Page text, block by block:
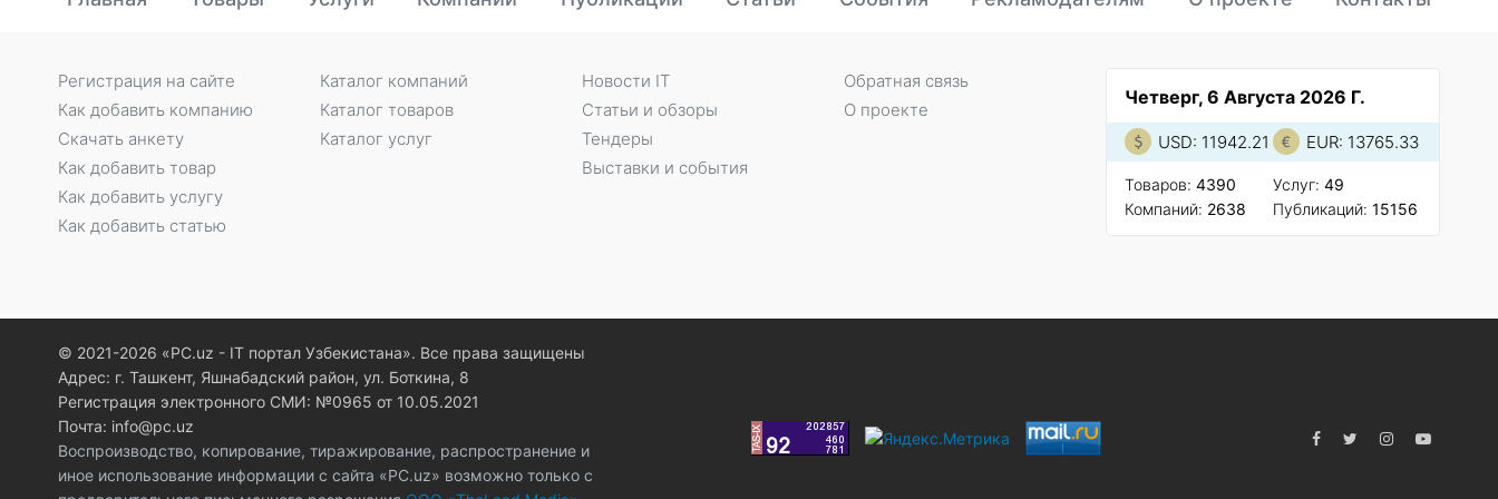
Четверг, 6 Августа 2026 Г.
USD: 11942.21 EUR: 13765.33
Товаров: 4390
Компаний: 2638
Услуг: 49
Публикаций: 15156
Регистрация на сайте
Как добавить компанию
Скачать анкету
Как добавить товар
Как добавить услугу
Как добавить статью
Каталог компаний
Каталог товаров
Каталог услуг
Новости IT
Статьи и обзоры
Тендеры
Выставки и события
Обратная связь
О проекте
© 2021-2026 «PC.uz - IT портал Узбекистана». Все права защищены
Адрес: г. Ташкент, Яшнабадский район, ул. Боткина, 8
Регистрация электронного СМИ: №0965 от 10.05.2021
Почта: info@pc.uz
Воспроизводство, копирование, тиражирование, распространение и
иное использование информации с сайта «PC.uz» возможно только с